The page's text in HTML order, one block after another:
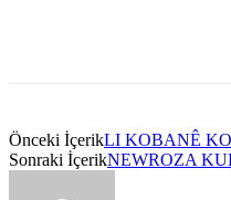
Önceki İçerikLI KOBANÊ
Sonraki İçerikNEWROZA